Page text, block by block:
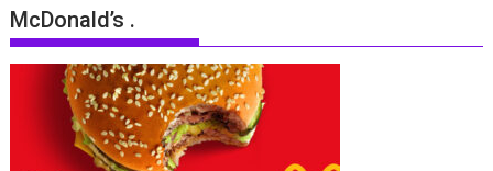
McDonald’s .